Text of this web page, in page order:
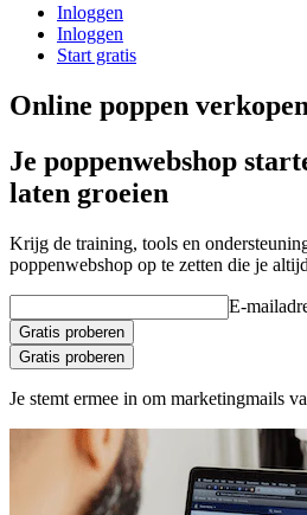
Inloggen
Inloggen
Start gratis
Online poppen verkopen
Je poppenwebshop
laten groeien
Krijg de training, tools en
poppenwebshop op te zetten die je
E-
Gratis proberen
Gratis proberen
Je stemt ermee in om marketingmails